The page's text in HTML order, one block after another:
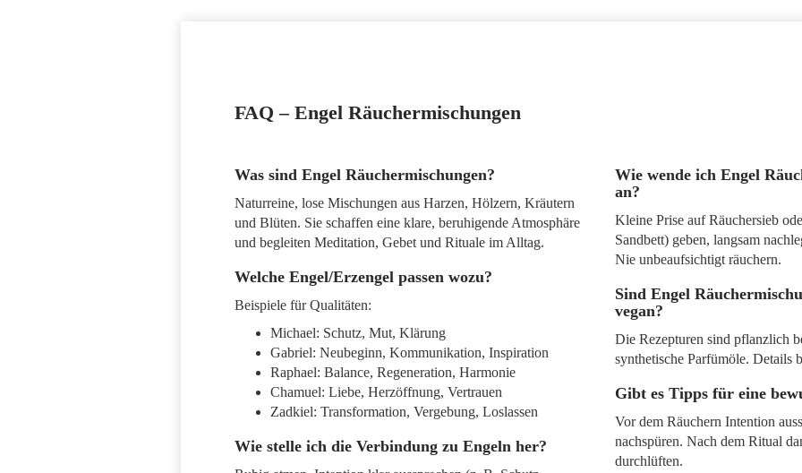
FAQ – Engel Räuchermischungen
Was sind Engel Räuchermischungen?
Naturreine, lose Mischungen aus Harzen, Hölzern, Kräutern
und Blüten. Sie schaffen eine klare, beruhigende Atmosphäre
und begleiten Meditation, Gebet und Rituale im Alltag.
Welche Engel/Erzengel passen wozu?
Beispiele für Qualitäten:
Michael: Schutz, Mut, Klärung
Gabriel: Neubeginn, Kommunikation, Inspiration
Raphael: Balance, Regeneration, Harmonie
Chamuel: Liebe, Herzöffnung, Vertrauen
Zadkiel: Transformation, Vergebung, Loslassen
Wie stelle ich die Verbindung zu Engeln her?
Wie wende ich Engel
an?
Kleine Prise auf Räuchersieb
Sandbett) geben, langsam
Nie unbeaufsichtigt räuchern.
Sind Engel
vegan?
Die Rezepturen sind pflanzlich
synthetische Parfümöle. Details
Gibt es Tipps für eine
Vor dem Räuchern Intention
nachspüren. Nach dem Ritual
durchlüften.